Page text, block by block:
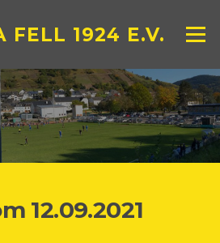
FELL 1924 E.V. Menü
12.09.2021